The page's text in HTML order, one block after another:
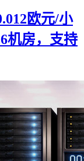
欧元/小
机房，支持